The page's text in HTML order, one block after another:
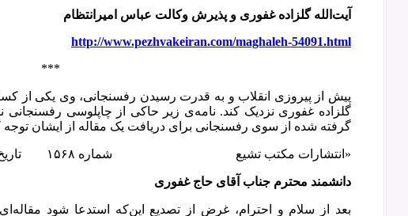
آیت‌الله گلزاده غفوری و پذیرش وکالت عباس امیرانتظام
http://www.pezhvakeiran.com/maghaleh-54091.html
***
پیش از پیروزی انقلاب و به قدرت رسیدن رفسنجانی، وی یکی از
گلزاده غفوری نزدیک کند. نامه‌ی زیر حاکی از چاپلوسی رفسنجانی
گرفته شده از سوی رفسنجانی برای دریافت یک مقاله از ایشان توجه
«انتشارات مکتب تشیع شماره ۱۵۶۸ تاریخ ۲۸/۱۰/۴۰
دانشمند محترم جناب آقای حاج غفوری